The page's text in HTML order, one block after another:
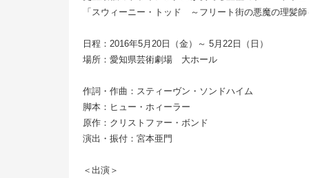
「スウィーニー・トッド ～フリート街の悪魔の理髪師
日程：2016年5月20日（金）～ 5月22日（日）
場所：愛知県芸術劇場 大ホール
作詞・作曲：スティーヴン・ソンドハイム
脚本：ヒュー・ホィーラー
原作：クリストファー・ボンド
演出・振付：宮本亜門
＜出演＞